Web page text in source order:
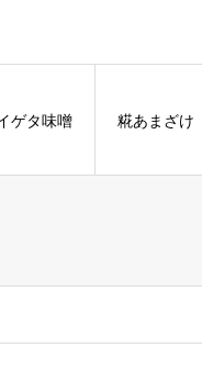
ゲタ味噌 糀あまざけ